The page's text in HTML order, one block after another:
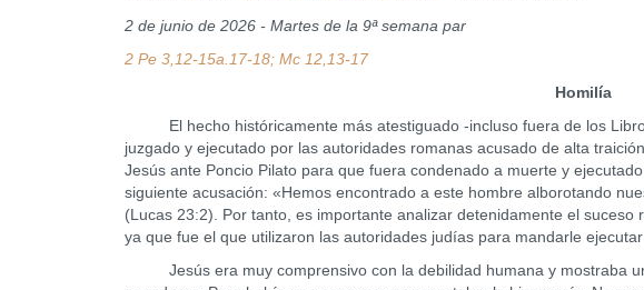
2 de junio de 2026 - Martes de la 9ª semana par
2 Pe 3,12-15a.17-18; Mc 12,13-17
Homilía
El hecho históricamente más atestiguado -incluso fuera de los
juzgado y ejecutado por las autoridades romanas acusado de alta
Jesús ante Poncio Pilato para que fuera condenado a muerte y
siguiente acusación: «Hemos encontrado a este hombre alborotando
(Lucas 23:2). Por tanto, es importante analizar detenidamente el
ya que fue el que utilizaron las autoridades judías para mandarle
Jesús era muy comprensivo con la debilidad humana y mostraba